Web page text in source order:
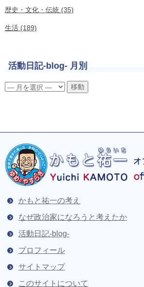
歴史・文化・伝統 (35)
生活 (189)
活動日記-blog- 月別
かもと祐一の考え
なぜ政治家になろうと考えたか
活動日記-blog-
プロフィール
サイトマップ
このサイトについて